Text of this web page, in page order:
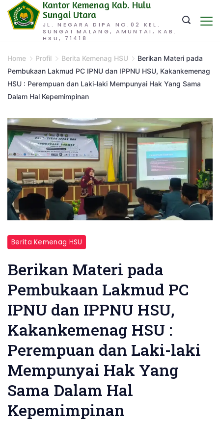
Skip
JL. NEGARA DIPA NO.02 KEL.
SUNGAI MALANG, AMUNTAI, KAB.
HSU, 71418
Kantor Kemenag Kab. Hulu
Sungai Utara
Home Profil Berita Kemenag HSU
Berikan Materi pada
Pembukaan Lakmud PC IPNU dan IPPNU HSU, Kakankemenag
HSU : Perempuan dan Laki-laki Mempunyai Hak Yang Sama
Dalam Hal Kepemimpinan
Berita Kemenag HSU
Berikan Materi pada
Pembukaan Lakmud PC
IPNU dan IPPNU HSU,
Kakankemenag HSU :
Perempuan dan Laki-laki
Mempunyai Hak Yang
Sama Dalam Hal
Kepemimpinan